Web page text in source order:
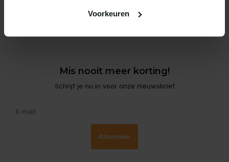
Voorkeuren
Mis nooit meer korting!
Schrijf je nu in voor onze nieuwsbrief
Abonneer